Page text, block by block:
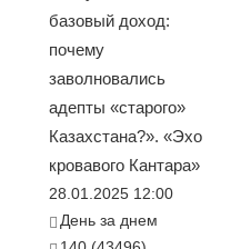
базовый доход:
почему
заволновались
адепты «старого»
Казахстана?». «Эхо
кровавого Кантара»
28.01.2025 12:00
День за днем